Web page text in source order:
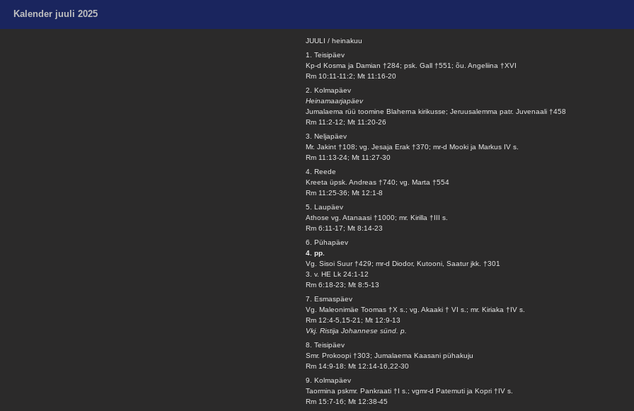
Kalender juuli 2025
JUULI / heinakuu
1. Teisipäev
Kp-d Kosma ja Damian †284; psk. Gall †551; õu. Angeliina †XVI
Rm 10:11-11:2; Mt 11:16-20
2. Kolmapäev
Heinamaarjapäev
Jumalaema rüü toomine Blaherna kirikusse; Jeruusalemma patr. Juvenaali †458
Rm 11:2-12; Mt 11:20-26
3. Neljapäev
Mr. Jakint †108; vg. Jesaja Erak †370; mr-d Mooki ja Markus IV s.
Rm 11:13-24; Mt 11:27-30
4. Reede
Kreeta üpsk. Andreas †740; vg. Marta †554
Rm 11:25-36; Mt 12:1-8
5. Laupäev
Athose vg. Atanaasi †1000; mr. Kirilla †III s.
Rm 6:11-17; Mt 8:14-23
6. Pühapäev
4. pp.
Vg. Sisoi Suur †429; mr-d Diodor, Kutooni, Saatur jkk. †301
3. v. HE Lk 24:1-12
Rm 6:18-23; Mt 8:5-13
7. Esmaspäev
Vg. Maleonimäe Toomas †X s.; vg. Akaaki † VI s.; mr. Kiriaka †IV s.
Rm 12:4-5,15-21; Mt 12:9-13
Vkj. Ristija Johannese sünd. p.
8. Teisipäev
Smr. Prokoopi †303; Jumalaema Kaasani pühakuju
Rm 14:9-18: Mt 12:14-16,22-30
9. Kolmapäev
Taormina pskmr. Pankraati †I s.; vgmr-d Patemuti ja Kopri †IV s.
Rm 15:7-16; Mt 12:38-45